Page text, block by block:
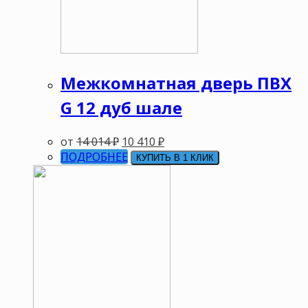
Межкомнатная дверь ПВХ
G 12 дуб шале
от 14 014₽ 10 410 ₽
ПОДРОБНЕЕ
КУПИТЬ В 1 КЛИК